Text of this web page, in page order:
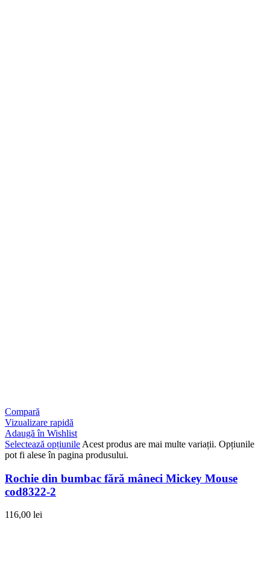
Compară
Vizualizare rapidă
Adaugă în Wishlist
Selectează opțiunile Acest produs are mai multe variații. Opțiunile
pot fi alese în pagina produsului.
Rochie din bumbac fără mâneci Mickey Mouse
cod8322-2
116,00 lei